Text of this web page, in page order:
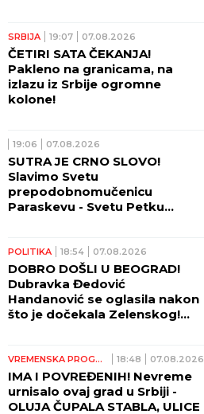
SRBIJA 19:07 07.08.2026
ČETIRI SATA ČEKANJA!
Pakleno na granicama, na
izlazu iz Srbije ogromne
kolone!
19:06 07.08.2026
SUTRA JE CRNO SLOVO!
Slavimo Svetu
prepodobnomučenicu
Paraskevu - Svetu Petku
POLITIKA 18:54 07.08.2026
DOBRO DOŠLI U BEOGRAD!
Dubravka Đedović
Handanović se oglasila nakon
što je dočekala Zelenskog!
VREMENSKA PROGNOZA 18:48 07.08.2026
IMA I POVREĐENIH! Nevreme
urnisalo ovaj grad u Srbiji -
OLUJA ČUPALA STABLA, ULICE